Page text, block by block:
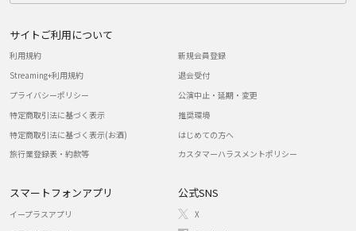
サイトご利用について
利用規約
Streaming+利用規約
プライバシーポリシー
特定商取引法に基づく表示
特定商取引法に基づく表示(お酒)
旅行業登録表・約款等
新規会員登録
退会受付
公演中止・延期・変更
推奨環境
はじめての方へ
カスタマーハラスメントポリシー
スマートフォンアプリ
イープラスアプリ
公式SNS
X